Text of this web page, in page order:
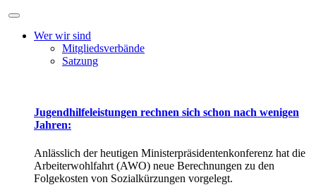
Wer wir sind
Mitgliedsverbände
Satzung
Jugendhilfeleistungen rechnen sich schon nach wenigen
Jahren:
Anlässlich der heutigen Ministerpräsidentenkonferenz hat die
Arbeiterwohlfahrt (AWO) neue Berechnungen zu den
Folgekosten von Sozialkürzungen vorgelegt.